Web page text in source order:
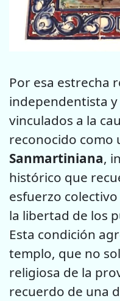
Por esa estrecha
independentista
vinculados a la
reconocido como
Sanmartiniana,
histórico que
esfuerzo
la libertad de los
Esta condición
templo, que no
religiosa de la
recuerdo de una